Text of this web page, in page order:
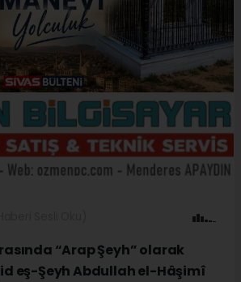
“Arap Şeyh” olarak
eş-Şeyh Abdullah el-Hâşimî